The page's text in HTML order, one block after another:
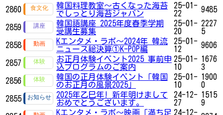
2860
韓国料理教室～古くなった海苔
でしっとり海苔ジャバン
25-01-
22
9485
2859
韓国語講座 2025年度春季学期
受講生募集
25-01-
20
2227
5
2858
Kエンタメ・ラボ～2024年 韓流
ニュース総決算①K-POP編
25-01-
12
9606
2857
お正月体験イベント2025 事前申
込プログラムのご案内
25-01-
10
1676
3
2856
韓国の正月体験イベント「韓国
のお正月の風景2025」
25-01-
10
1900
0
2855
2025年乙巳年! 新年明けまして
おめでとうございます。
24-12-
27
1515
9
Kエンタメ・ラボ～映画「満ち足 24-12-